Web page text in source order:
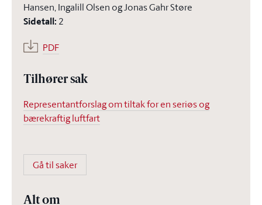
Hansen, Ingalill Olsen og Jonas Gahr Støre
Sidetall: 2
PDF
Tilhører sak
Representantforslag om tiltak for en seriøs og
bærekraftig luftfart
Gå til saker
Alt om